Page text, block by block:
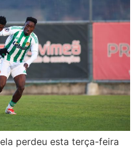
perdeu esta terça-feira